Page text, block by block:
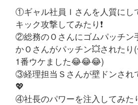
①ギャル社員Ｉさんを人質にし
キック攻撃してみたり❗
②総務のＯさんにゴムパッチン
かＯさんがパッチン💥された
1番ウケました😂😂😂)
③経理担当Ｓさんが壁ドンされ
💖
④社長のパワーを注入してみた